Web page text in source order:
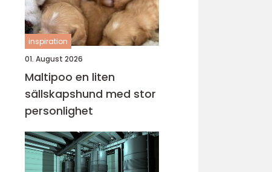
inspiration
01. August 2026
Maltipoo en liten
sällskapshund med stor
personlighet